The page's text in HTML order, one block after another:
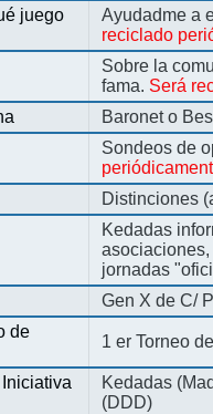
juego
Ayudadme a
reciclado
Sobre la
fama. Será
Baronet o
Sondeos de
Distinciones
Kedadas
jornadas
Gen X de C/
de
1 er Torneo
Kedadas
(DDD)